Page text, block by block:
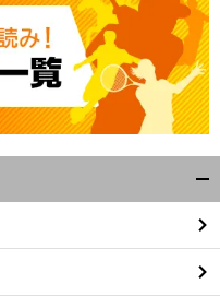
閉
る